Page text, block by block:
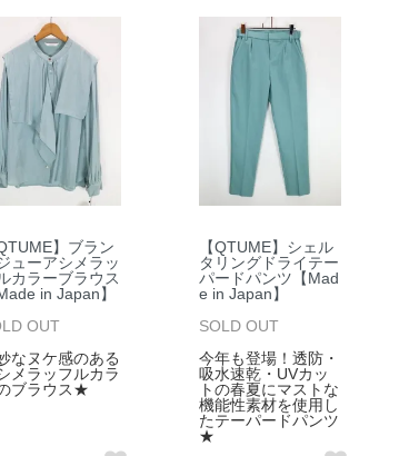
QTUME】ブラン
ューアシメラッ
カラーブラウス
in Japan】
OUT
なヌケ感のある
メラッフルカラ
ブラウス★
【QTUME】シェル
タリングドライテー
パードパンツ【Mad
e in Japan】
SOLD OUT
今年も登場！透防・
吸水速乾・UVカッ
トの春夏にマストな
機能性素材を使用し
たテーパードパンツ
★